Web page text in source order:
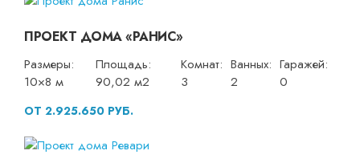
ПРОЕКТ ДОМА «РАНИС»
Размеры:
10×8 м
Площадь:
90,02 м2
Комнат:
3
Ванных:
2
Гаражей:
0
ОТ 2.925.650 РУБ.